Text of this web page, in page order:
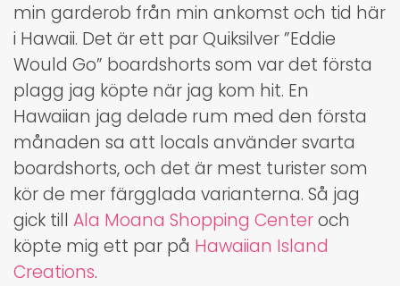
min garderob från min ankomst och tid här
i Hawaii. Det är ett par Quiksilver ”Eddie
Would Go” boardshorts som var det första
plagg jag köpte när jag kom hit. En
Hawaiian jag delade rum med den första
månaden sa att locals använder svarta
boardshorts, och det är mest turister som
kör de mer färgglada varianterna. Så jag
gick till Ala Moana Shopping Centeroch
köpte mig ett par på Hawaiian Island
Creations.